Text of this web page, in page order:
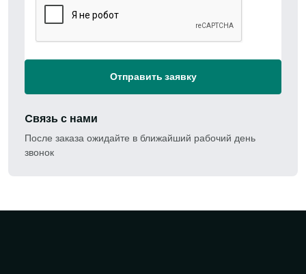
Отправить заявку
Cвязь с нами
После заказа ожидайте в ближайший рабочий день
звонок